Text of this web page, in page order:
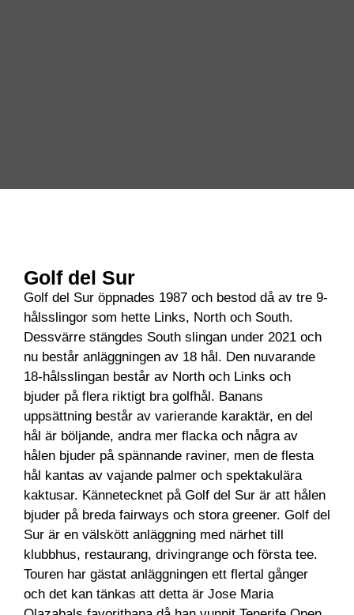
Golf del Sur
Golf del Sur öppnades 1987 och bestod då av tre 9-
hålsslingor som hette Links, North och South.
Dessvärre stängdes South slingan under 2021 och
nu består anläggningen av 18 hål. Den nuvarande
18-hålsslingan består av North och Links och
bjuder på flera riktigt bra golfhål. Banans
uppsättning består av varierande karaktär, en del
hål är böljande, andra mer flacka och några av
hålen bjuder på spännande raviner, men de flesta
hål kantas av vajande palmer och spektakulära
kaktusar. Kännetecknet på Golf del Sur är att hålen
bjuder på breda fairways och stora greener. Golf del
Sur är en välskött anläggning med närhet till
klubbhus, restaurang, drivingrange och första tee.
Touren har gästat anläggningen ett flertal gånger
och det kan tänkas att detta är Jose Maria